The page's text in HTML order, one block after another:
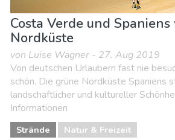
Costa Verde und
Nordküste
von Luise Wagner - 27. Aug 2019
Von deutschen Urlaubern fast nie
schön. Die grüne Nordküste Spaniens
landschaftlicher und kultureller
Informationen
Strände Natur & Freizeit